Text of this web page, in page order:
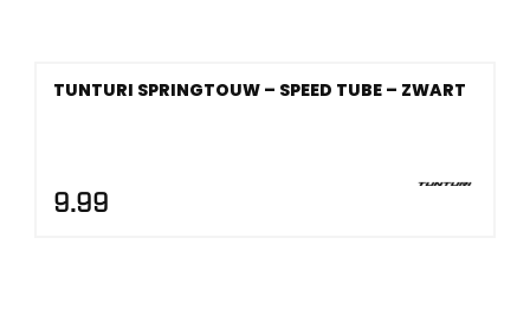
TUNTURI SPRINGTOUW – SPEED TUBE – ZWART
9.99